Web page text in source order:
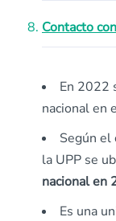
Contacto
En 2022
nacional en
Según el
la UPP se
nacional en
Es una